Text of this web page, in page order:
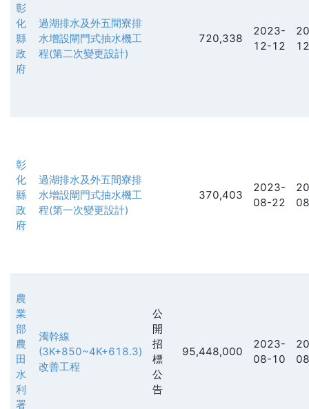
彰
化
縣
政
府
過湖排水及外五間寮排
水增設閘門式抽水機工
程(第二次變更設計)
720,338
2023-
12-12
彰
化
縣
政
府
過湖排水及外五間寮排
水增設閘門式抽水機工
程(第一次變更設計)
370,403
2023-
08-22
農
業
部
農
田
水
利
署
濁幹線
(3K+850~4K+618.3)
改善工程
公
開
招
標
公
告
95,448,000
2023-
08-10